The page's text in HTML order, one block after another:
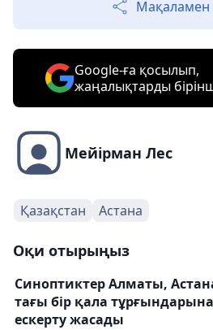
Мақаламен
Google-ға қосылып,
жаңалықтарды
Мейірман Лес
Қазақстан Астана
Оқи отырыңыз
Синоптиктер Алматы,
тағы бір қала тұрғындарына
ескерту жасады